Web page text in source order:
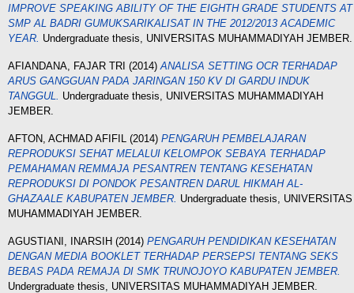
IMPROVE SPEAKING ABILITY OF THE EIGHTH GRADE STUDENTS AT
SMP AL BADRI GUMUKSARIKALISAT IN THE 2012/2013 ACADEMIC
YEAR. Undergraduate thesis, UNIVERSITAS MUHAMMADIYAH JEMBER.
AFIANDANA, FAJAR TRI (2014)ANALISA SETTING OCR TERHADAP
ARUS GANGGUAN PADA JARINGAN 150 KV DI GARDU INDUK
TANGGUL. Undergraduate thesis, UNIVERSITAS MUHAMMADIYAH
JEMBER.
AFTON, ACHMAD AFIFIL (2014) PENGARUH PEMBELAJARAN
REPRODUKSI SEHAT MELALUI KELOMPOK SEBAYA TERHADAP
PEМАНАМAN REМMАЈА PESANTREN TENTANG KESEHATAN
REPRODUKSI DI PONDOK PESANTREN DARUL HIKMАH AL-
GHAZAALE KABUPATEN JEMBER. Undergraduate thesis, UNIVERSITAS
MUHAMMADIYAH JEMBER.
AGUSTIANI, INARSIH (2014) PENGARUH PENDIDIKAN KESEHATAN
DENGAN MEDIA BOOKLET TERHADAP PERSEPSI TENTANG SEKS
BEBAS PADA REMAJA DI SMK TRUNOJOYO KABUPATEN JEMBER.
Undergraduate thesis, UNIVERSITAS MUHAMMADIYAH JEMBER.